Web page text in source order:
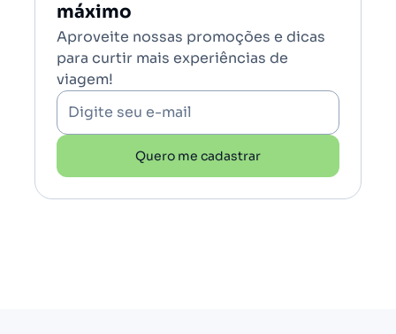
máximo
Aproveite nossas promoções e dicas
para curtir mais experiências de
viagem!
Digite seu e-mail
Quero me cadastrar